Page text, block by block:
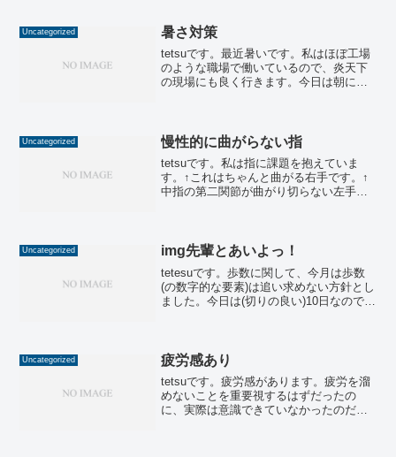
Uncategorized 暑さ対策
tetsuです。最近暑いです。私はほぼ工場
のような職場で働いているので、炎天下
の現場にも良く行きます。今日は朝に雨
ッとした長袖の...
Uncategorized 慢性的に曲がらない指
tetsuです。私は指に課題を抱えていま
す。↑これはちゃんと曲がる右手です。↑
中指の第二関節が曲がり切らない左手で
ずにクライミングし...
Uncategorized img先輩とあいよっ！
tetesuです。歩数に関して、今月は歩数
(の数字的な要素)は追い求めない方針とし
ました。今日は(切りの良い)10日なので、
日)...
Uncategorized 疲労感あり
tetsuです。疲労感があります。疲労を溜
めないことを重要視するはずだったの
に、実際は意識できていなかったのだと